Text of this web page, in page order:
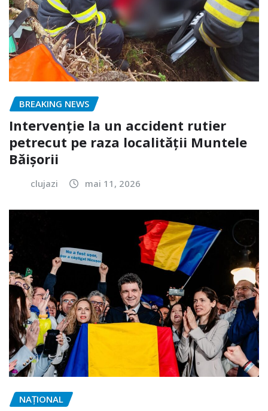
BREAKING NEWS
Intervenție la un accident rutier
petrecut pe raza localității Muntele
Băișorii
clujazi mai 11, 2026
NAŢIONAL